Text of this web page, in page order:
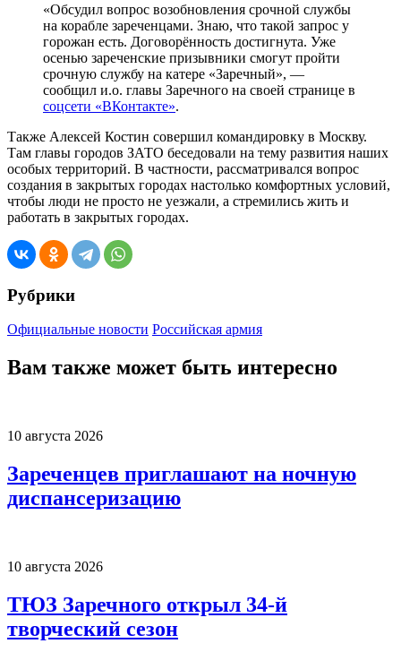
«Обсудил вопрос возобновления срочной службы
на корабле зареченцами. Знаю, что такой запрос у
горожан есть. Договорённость достигнута. Уже
осенью зареченские призывники смогут пройти
срочную службу на катере «Заречный», —
сообщил и.о. главы Заречного на своей странице в
соцсети «ВКонтакте».
Также Алексей Костин совершил командировку в Москву.
Там главы городов ЗАТО беседовали на тему развития наших
особых территорий. В частности, рассматривался вопрос
создания в закрытых городах настолько комфортных условий,
чтобы люди не просто не уезжали, а стремились жить и
работать в закрытых городах.
Рубрики
Официальные новости Российская армия
Вам также может быть интересно
10 августа 2026
Зареченцев приглашают на ночную
диспансеризацию
10 августа 2026
ТЮЗ Заречного открыл 34-й
творческий сезон